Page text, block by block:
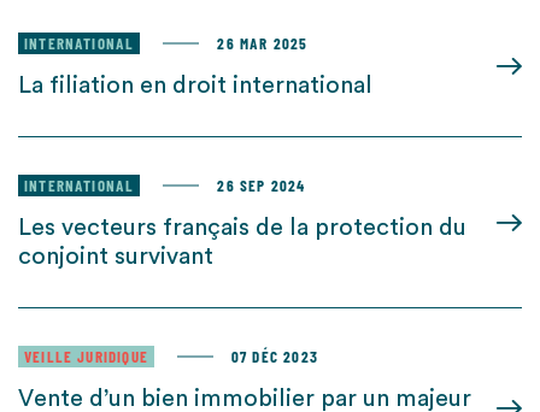
INTERNATIONAL 26 MAR 2025
La filiation en droit international
INTERNATIONAL 26 SEP 2024
Les vecteurs français de la protection du
conjoint survivant
VEILLE JURIDIQUE 07 DÉC 2023
Vente d’un bien immobilier par un majeur